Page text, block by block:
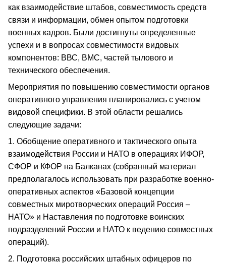
как взаимодействие штабов, совместимость средств
связи и информации, обмен опытом подготовки
военных кадров. Были достигнуты определенные
успехи и в вопросах совместимости видовых
компонентов: ВВС, ВМС, частей тылового и
технического обеспечения.
Мероприятия по повышению совместимости органов
оперативного управления планировались с учетом
видовой специфики. В этой области решались
следующие задачи:
1. Обобщение оперативного и тактического опыта
взаимодействия России и НАТО в операциях ИФОР,
СФОР и КФОР на Балканах (собранный материал
предполагалось использовать при разработке военно-
оперативных аспектов «Базовой концепции
совместных миротворческих операций Россия –
НАТО» и Наставления по подготовке воинских
подразделений России и НАТО к ведению совместных
операций).
2. Подготовка российских штабных офицеров по